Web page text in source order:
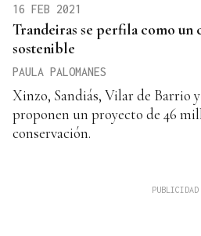
16 FEB 2021
Trandeiras se perfila como
sostenible
PAULA PALOMANES
Xinzo, Sandiás, Vilar de Barrio
proponen un proyecto de 46
conservación.